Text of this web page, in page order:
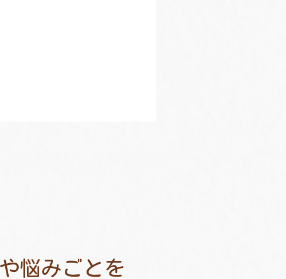
悩みごとを